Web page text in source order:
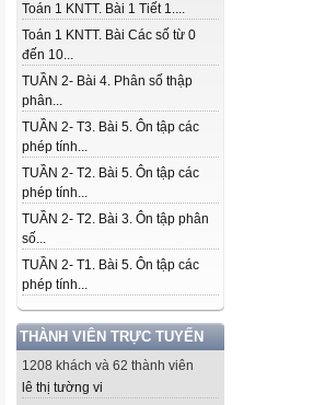
Toán 1 KNTT. Bài 1 Tiết 1....
Toán 1 KNTT. Bài Các số từ 0
đến 10...
TUẦN 2- Bài 4. Phân số thập
phân...
TUẦN 2- T3. Bài 5. Ôn tập các
phép tính...
TUẦN 2- T2. Bài 5. Ôn tập các
phép tính...
TUẦN 2- T2. Bài 3. Ôn tập phân
số...
TUẦN 2- T1. Bài 5. Ôn tập các
phép tính...
THÀNH VIÊN TRỰC TUYẾN
1208 khách và 62 thành viên
lê thị tường vi